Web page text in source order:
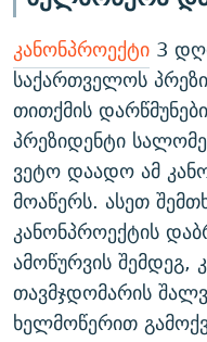
კანონპროექტი 3
საქართველოს
თითქმის
პრეზიდენტი
ვეტო დაადო ამ
მოაწერს. ასეთ
კანონპროექტის
ამოწურვის შემდეგ,
თავმჯდომარის
ხელმოწერით